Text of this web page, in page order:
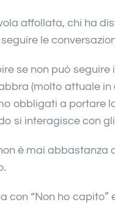
affollata, chi ha
le
se non può seguire
(molto attuale in
obbligati a portare
si interagisce con
è mai abbastanza
con “Non ho capito”